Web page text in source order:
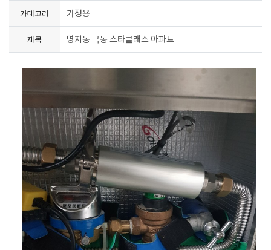
카테고리 가정용
제목 명지동 극동 스타클래스 아파트